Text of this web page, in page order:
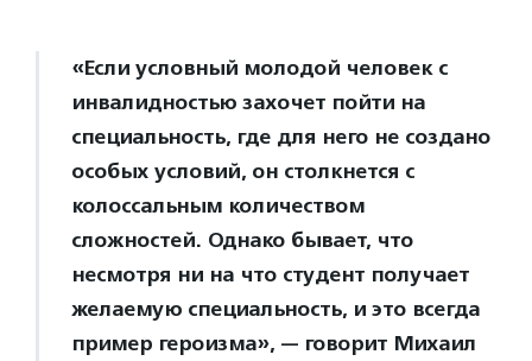
«Если условный молодой человек с
инвалидностью захочет пойти на
специальность, где для него не создано
особых условий, он столкнется с
колоссальным количеством
сложностей. Однако бывает, что
несмотря ни на что студент получает
желаемую специальность, и это всегда
пример героизма», — говорит Михаил